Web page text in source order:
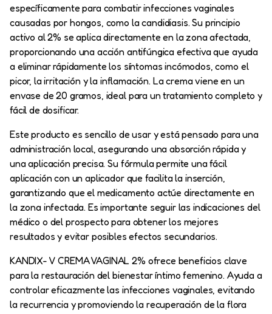
específicamente para combatir infecciones vaginales
causadas por hongos, como la candidiasis. Su principio
activo al 2% se aplica directamente en la zona afectada,
proporcionando una acción antifúngica efectiva que ayuda
a eliminar rápidamente los síntomas incómodos, como el
picor, la irritación y la inflamación. La crema viene en un
envase de 20 gramos, ideal para un tratamiento completo y
fácil de dosificar.
Este producto es sencillo de usar y está pensado para una
administración local, asegurando una absorción rápida y
una aplicación precisa. Su fórmula permite una fácil
aplicación con un aplicador que facilita la inserción,
garantizando que el medicamento actúe directamente en
la zona infectada. Es importante seguir las indicaciones del
médico o del prospecto para obtener los mejores
resultados y evitar posibles efectos secundarios.
KANDIX- V CREMA VAGINAL 2% ofrece beneficios clave
para la restauración del bienestar íntimo femenino. Ayuda a
controlar eficazmente las infecciones vaginales, evitando
la recurrencia y promoviendo la recuperación de la flora